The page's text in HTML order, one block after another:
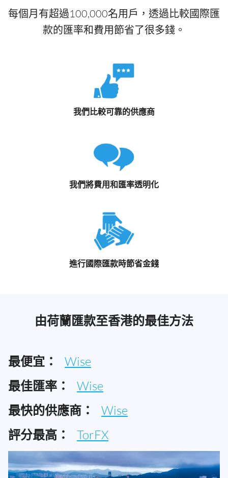
每個月有超過100,000名用戶，透過比較國際匯
款的匯率和費用節省了很多錢。
我們比較可靠的供應商
我們將費用和匯率透明化
進行國際匯款時節省金錢
由荷蘭匯款至香港的最佳方法
最便宜： Wise
最佳匯率： Wise
最快的供應商： Wise
評分最高： TorFX